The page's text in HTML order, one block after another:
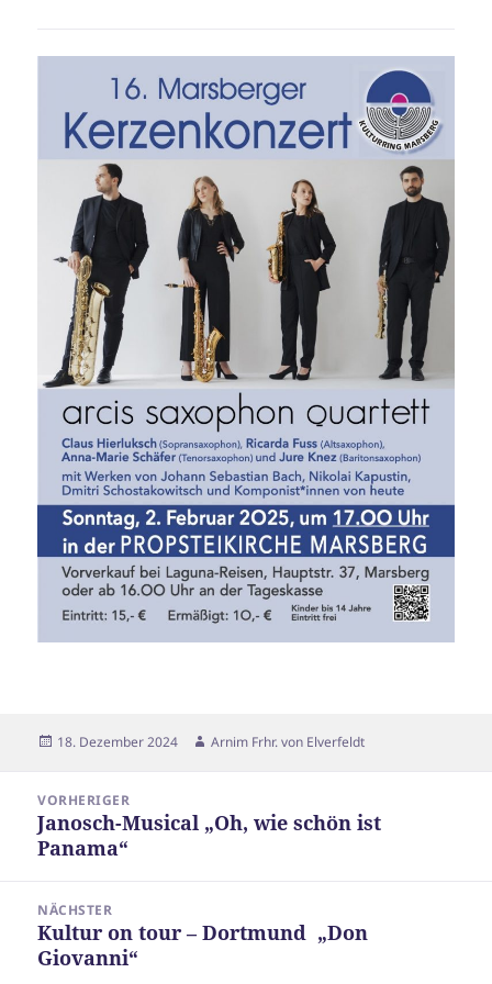
Veröffentlicht
18. Dezember 2024 Autor
Arnim Frhr. von Elverfeldt
VORHERIGER
Vorheriger
Beitrag:
Janosch-Musical „Oh, wie schön ist
Panama“
NÄCHSTER
Nächster
Beitrag:
Kultur on tour – Dortmund „Don
Giovanni“